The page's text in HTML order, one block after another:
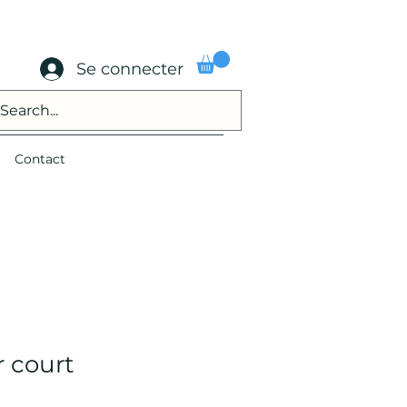
Se connecter
Contact
court